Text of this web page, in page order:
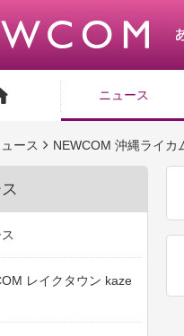
ニュース
ース NEWCOM 沖縄ライカ
レイクタウン kaze